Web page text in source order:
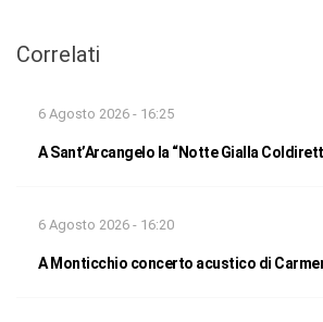
Correlati
6 Agosto 2026 - 16:25
A Sant’Arcangelo la “Notte Gialla
6 Agosto 2026 - 16:20
A Monticchio concerto acustico di